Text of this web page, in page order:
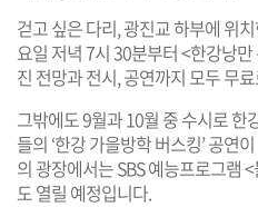
걷고 싶은 다리, 광진교 하부에 위
요일 저녁 7시 30분부터 <한강낭
진 전망과 전시, 공연까지 모두 무
그밖에도 9월과 10월 중 수시로
들의 ‘한강 가을방학 버스킹’ 공연
의 광장에서는 SBS 예능프로그램
도 열릴 예정입니다.